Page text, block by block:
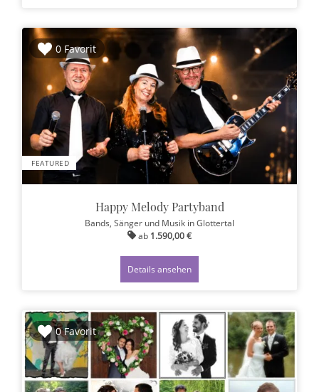
0 Favorit
FEATURED
Happy Melody Partyband
Bands, Sänger und Musik in Glottertal
ab 1.590,00 €
Details ansehen
0 Favorit